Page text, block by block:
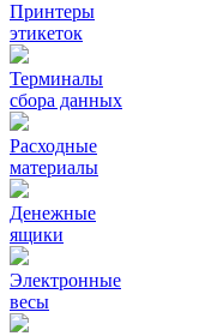
Принтеры
этикеток
Терминалы
сбора данных
Расходные
материалы
Денежные
ящики
Электронные
весы